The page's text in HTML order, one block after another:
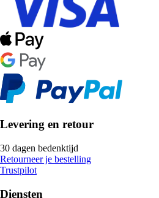
Levering en retour
30 dagen bedenktijd
Retourneer je bestelling
Trustpilot
Diensten